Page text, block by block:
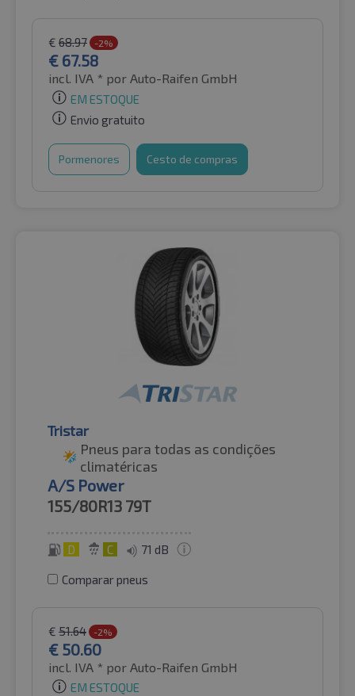
€ 68.97 -2%
€ 67.58
incl. IVA * por Auto-Raifen GmbH
EM ESTOQUE
Envio gratuito
Pormenores Cesto de compras
Tristar
Pneus para todas as condições
climatéricas
A/S Power
155/80R13 79T
D C 71 dB
Comparar pneus
€ 51.64 -2%
€ 50.60
incl. IVA * por Auto-Raifen GmbH
EM ESTOQUE